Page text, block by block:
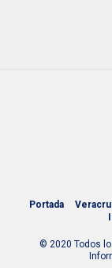
Portada
© 2020 Todos